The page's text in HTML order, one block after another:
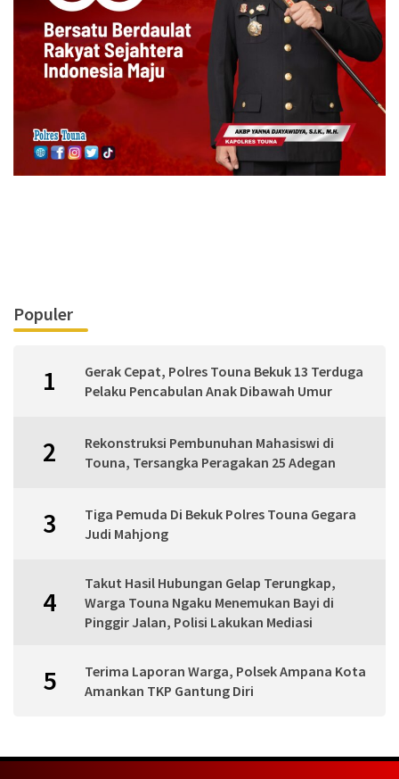
Populer
1
Gerak Cepat, Polres Touna Bekuk 13 Terduga
Pelaku Pencabulan Anak Dibawah Umur
2
Rekonstruksi Pembunuhan Mahasiswi di
Touna, Tersangka Peragakan 25 Adegan
3
Tiga Pemuda Di Bekuk Polres Touna Gegara
Judi Mahjong
4
Takut Hasil Hubungan Gelap Terungkap,
Warga Touna Ngaku Menemukan Bayi di
Pinggir Jalan, Polisi Lakukan Mediasi
5
Terima Laporan Warga, Polsek Ampana Kota
Amankan TKP Gantung Diri